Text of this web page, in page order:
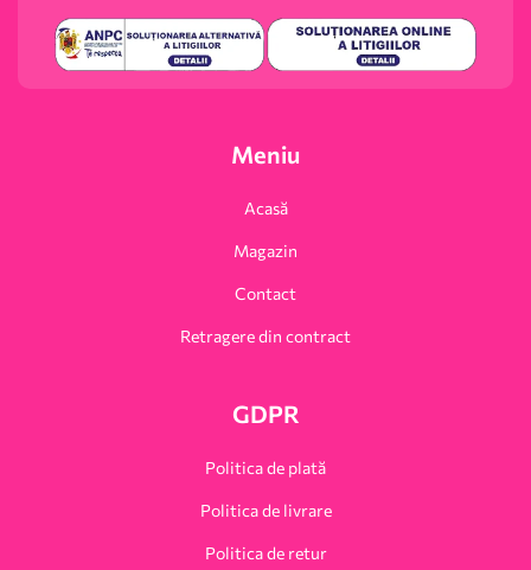
Meniu
Acasă
Magazin
Contact
Retragere din contract
GDPR
Politica de plată
Politica de livrare
Politica de retur